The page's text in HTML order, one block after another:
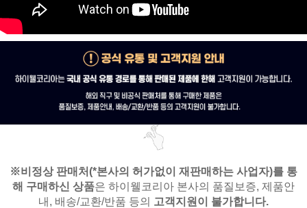
※비정상 판매처(*본사의 허가없이 재판매하는 사업자)를 통
해 구매하신 상품은 하이웰코리아 본사의 품질보증, 제품안
내, 배송/교환/반품 등의 고객지원이 불가합니다.